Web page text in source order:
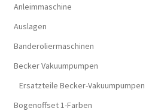
Anleimmaschine
Auslagen
Banderoliermaschinen
Becker Vakuumpumpen
Ersatzteile Becker-Vakuumpumpen
Bogenoffset 1-Farben